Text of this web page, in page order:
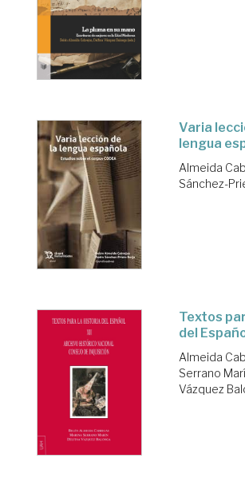
Varia
lengua
Almeida
Sánchez-
Textos
del
Almeida
Serrano
Vázquez